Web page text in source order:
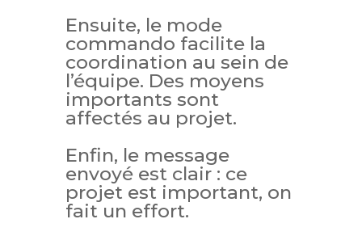
Ensuite, le mode
commando facilite la
coordination au sein de
l’équipe. Des moyens
importants sont
affectés au projet.
Enfin, le message
envoyé est clair : ce
projet est important, on
fait un effort.